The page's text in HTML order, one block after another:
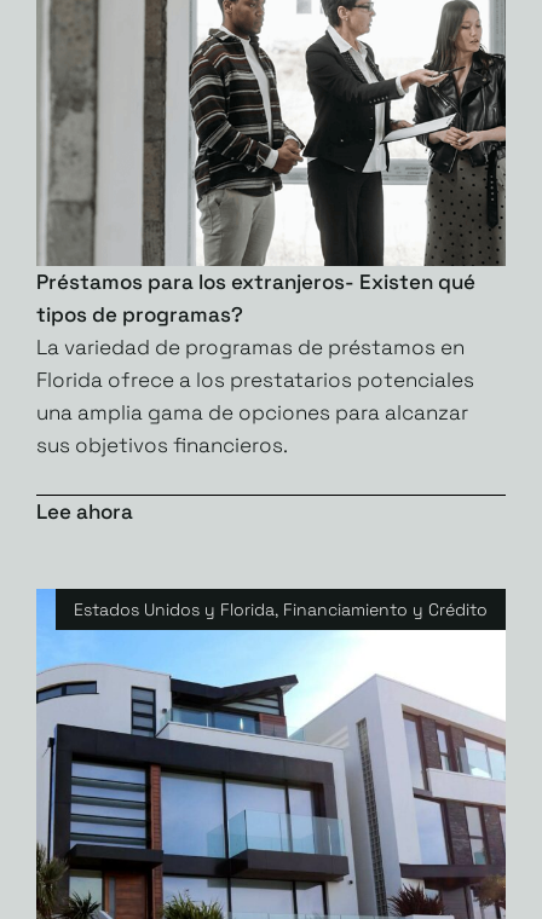
Préstamos para los extranjeros- Existen qué
tipos de programas?
La variedad de programas de préstamos en
Florida ofrece a los prestatarios potenciales
una amplia gama de opciones para alcanzar
sus objetivos financieros.
Lee ahora
Estados Unidos y Florida, Financiamiento y Crédito